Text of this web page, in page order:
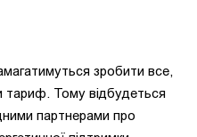
зробити все,
Тому відбудеться
партнерами про